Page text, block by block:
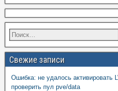
Свежие записи
Ошибка: не удалось активировать
проверить пул pve/data